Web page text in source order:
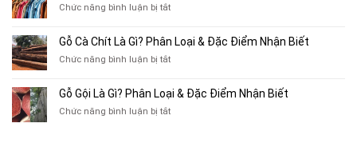
Xe
Cũ,
Xe
Cũ
TP.HCM
Thu
Sách
Tạp
Chí
Chức năng bình luận bị tắtở
Địa
Chỉ
Bán
Áo
Gỗ Cà Chít Là Gì? Phân Loại & Đặc Điểm Nhận Biết
Chức năng bình luận bị tắtở
Chít
Là
Gỗ Gội Là Gì? Phân Loại & Đặc Điểm Nhận Biết
Chức năng bình luận bị tắtở